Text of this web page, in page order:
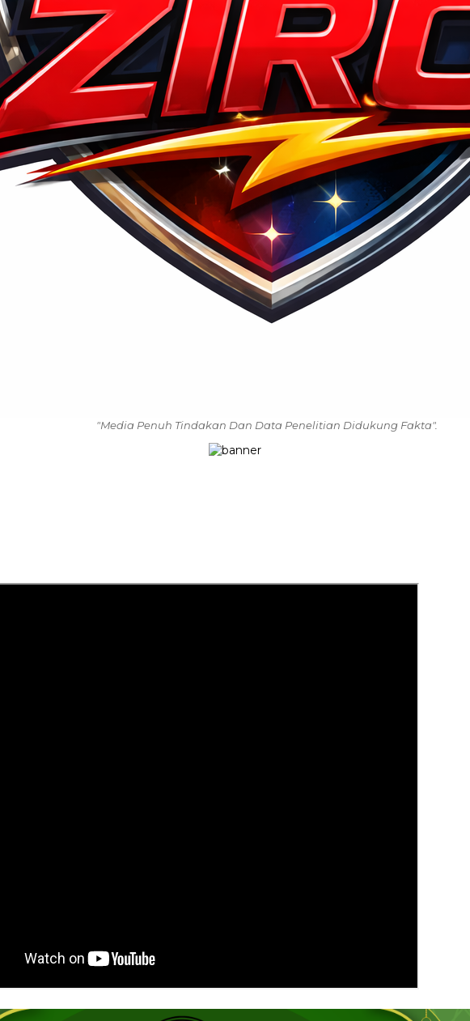
"Media Penuh Tindakan Dan Data Penelitian Didukung Fakta".